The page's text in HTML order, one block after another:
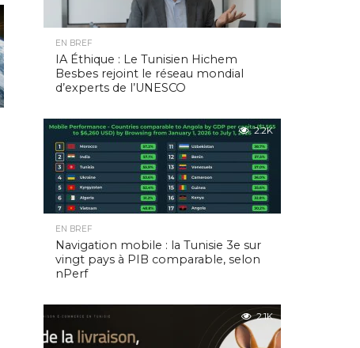
EN BREF
IA Éthique : Le Tunisien Hichem
Besbes rejoint le réseau mondial
d’experts de l’UNESCO
2.2K
EN BREF
Navigation mobile : la Tunisie 3e sur
vingt pays à PIB comparable, selon
nPerf
2.1K